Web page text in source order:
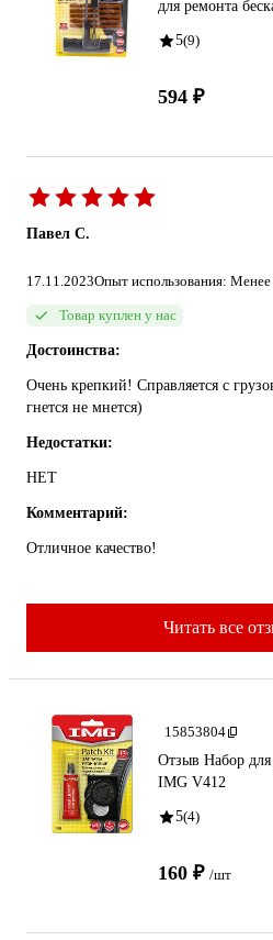
для ремонта
5(9)
594 ₽
Павел С.
17.11.2023Опыт использования: Менее
Товар куплен у нас
Достоинства:
Очень крепкий! Справляется с
гнется не мнется)
Недостатки:
НЕТ
Комментарий:
Отличное качество!
Читать все
15853804
Отзыв Набор
IMG V412
5(4)
160 ₽ /шт